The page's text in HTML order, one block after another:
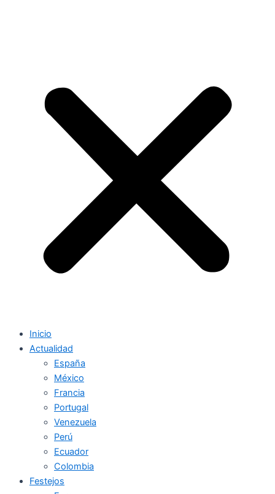
Inicio
Actualidad
España
México
Francia
Portugal
Venezuela
Perú
Ecuador
Colombia
Festejos